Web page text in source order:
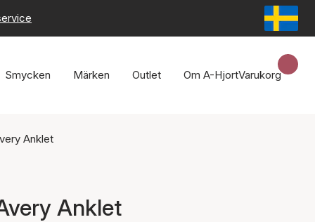
Smycken Märken Outlet Om A-HjortVarukorg
Anklet
Anklet